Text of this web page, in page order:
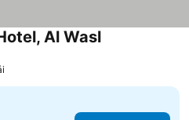
precios
Al WaslVer precios